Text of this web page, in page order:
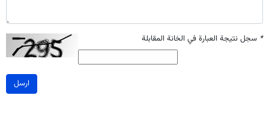
* سجل نتيجة العبارة في الخانة المقابلة
ارسل